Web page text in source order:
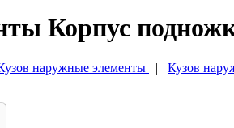
Корпус
наружные элементы | Кузов